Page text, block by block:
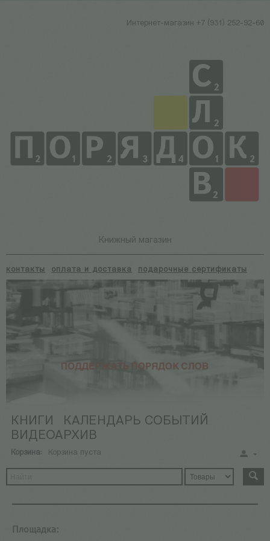
Интернет-магазин +7 (931) 252-92-60
Книжный магазин
контакты оплата и доставка подарочные сертификаты
КНИГИ
КАЛЕНДАРЬ СОБЫТИЙ
ВИДЕОАРХИВ
Корзина: Корзина пуста
Площадка: